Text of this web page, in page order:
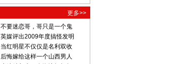
更多>>
不要迷恋哥，哥只是一个鬼
英媒评出2009年度搞怪发明
当红明星不仅仅是名利双收
后悔嫁给这样一个山西男人